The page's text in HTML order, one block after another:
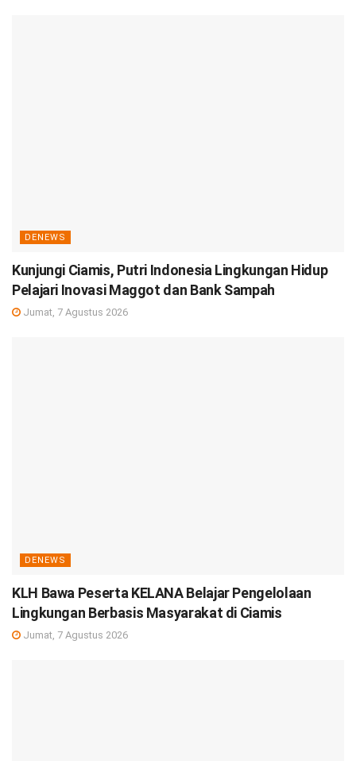
DENEWS
Kunjungi Ciamis, Putri Indonesia Lingkungan Hidup
Pelajari Inovasi Maggot dan Bank Sampah
Jumat, 7 Agustus 2026
DENEWS
KLH Bawa Peserta KELANA Belajar Pengelolaan
Lingkungan Berbasis Masyarakat di Ciamis
Jumat, 7 Agustus 2026